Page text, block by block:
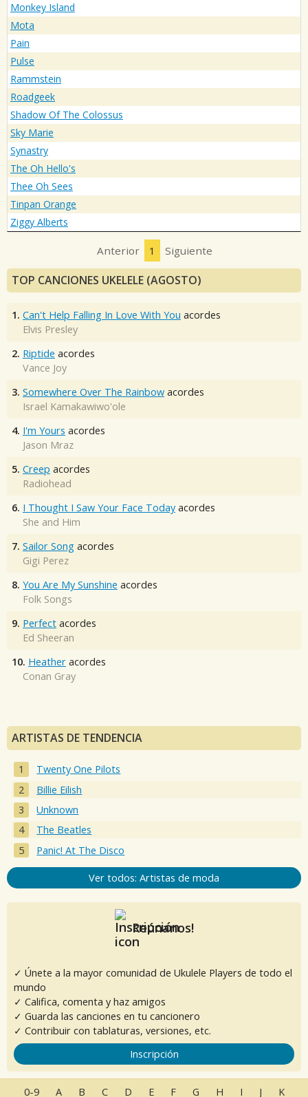
Monkey Island
Mota
Pain
Pulse
Rammstein
Roadgeek
Shadow Of The Colossus
Sky Marie
Synastry
The Oh Hello's
Thee Oh Sees
Tinpan Orange
Ziggy Alberts
Anterior 1 Siguiente
TOP CANCIONES UKELELE (AGOSTO)
1. Can't Help Falling In Love With You acordes
Elvis Presley
2. Riptide acordes
Vance Joy
3. Somewhere Over The Rainbow acordes
Israel Kamakawiwo'ole
4. I'm Yours acordes
Jason Mraz
5. Creep acordes
Radiohead
6. I Thought I Saw Your Face Today acordes
She and Him
7. Sailor Song acordes
Gigi Perez
8. You Are My Sunshine acordes
Folk Songs
9. Perfect acordes
Ed Sheeran
10. Heather acordes
Conan Gray
ARTISTAS DE TENDENCIA
Twenty One Pilots
Billie Eilish
Unknown
The Beatles
Panic! At The Disco
Ver todos: Artistas de moda
Reúnanos!
✓ Únete a la mayor comunidad de Ukulele Players de todo el
mundo
✓ Califica, comenta y haz amigos
✓ Guarda las canciones en tu cancionero
✓ Contribuir con tablaturas, versiones, etc.
Inscripción
0-9 A B C D E F G H I J K